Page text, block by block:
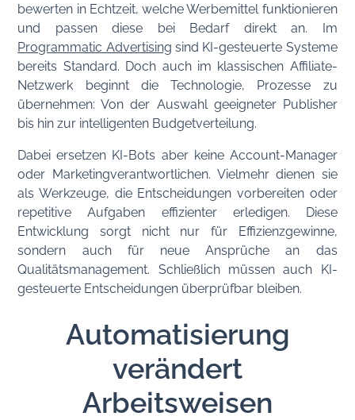
bewerten in Echtzeit, welche Werbemittel funktionieren
und passen diese bei Bedarf direkt an. Im
Programmatic Advertising sind KI-gesteuerte Systeme
bereits Standard. Doch auch im klassischen Affiliate-
Netzwerk beginnt die Technologie, Prozesse zu
übernehmen: Von der Auswahl geeigneter Publisher
bis hin zur intelligenten Budgetverteilung.
Dabei ersetzen KI-Bots aber keine Account-Manager
oder Marketingverantwortlichen. Vielmehr dienen sie
als Werkzeuge, die Entscheidungen vorbereiten oder
repetitive Aufgaben effizienter erledigen. Diese
Entwicklung sorgt nicht nur für Effizienzgewinne,
sondern auch für neue Ansprüche an das
Qualitätsmanagement. Schließlich müssen auch KI-
gesteuerte Entscheidungen überprüfbar bleiben.
Automatisierung
verändert
Arbeitsweisen